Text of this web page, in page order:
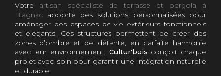
Votre artisan spécialiste de terrasse et pergola à
Blagnac apporte des solutions personnalisées pour
aménager des espaces de vie extérieurs fonctionnels
et élégants. Ces structures permettent de créer des
zones d’ombre et de détente, en parfaite harmonie
avec leur environnement. Cultur'bois conçoit chaque
projet avec soin pour garantir une intégration naturelle
et durable.